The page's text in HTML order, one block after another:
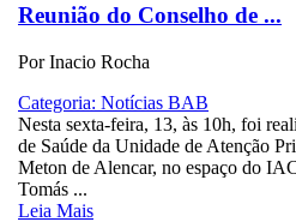
Reunião do Conselho de ...
Por Inacio Rocha
Categoria: Notícias BAB
Nesta sexta-feira, 13, às 10h, foi
de Saúde da Unidade de Atenção
Meton de Alencar, no espaço do
Tomás ...
Leia Mais